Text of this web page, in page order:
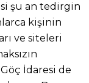
şu an tedirgin
kişinin
ve siteleri
İdaresi de